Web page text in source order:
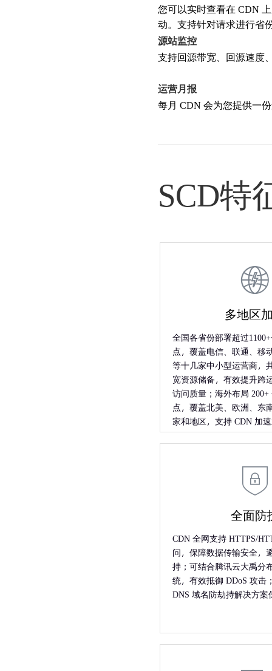
您可以实时查看在 CDN
动。支持针对请求进行省
源站监控
支持回源带宽、回源速度
运营月报
每月 CDN 会为您提供一
SCD特
多地区
全国各省份部署超过
点，覆盖电信、联通、移
等十几家中小型运营商，
宽资源储备，有效提升跨
访问质量；海外布局
点，覆盖北美、欧洲、东
家和地区，支持 CDN 加
全面防
CDN 全网支持 HTTPS/
问，保障数据传输安全，
持；可结合腾讯云大禹分
统，有效抵御 DDoS 攻击
DNS 域名防劫持解决方案